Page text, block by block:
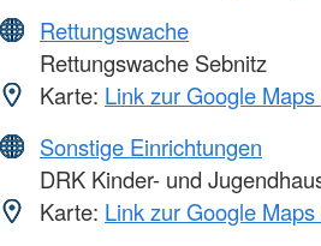
Rettungswache
Rettungswache Sebnitz
Karte: Link zur Google
Sonstige Einrichtungen
DRK Kinder- und
Karte: Link zur Google